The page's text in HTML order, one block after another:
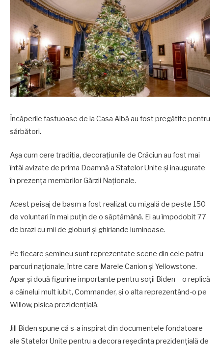
Încăperile fastuoase de la Casa Albă au fost pregătite pentru
sărbători.
Așa cum cere tradiția, decorațiunile de Crăciun au fost mai
întâi avizate de prima Doamnă a Statelor Unite și inaugurate
în prezența membrilor Gărzii Naționale.
Acest peisaj de basm a fost realizat cu migală de peste 150
de voluntari în mai puțin de o săptămână. Ei au împodobit 77
de brazi cu mii de globuri și ghirlande luminoase.
Pe fiecare șemineu sunt reprezentate scene din cele patru
parcuri naționale, între care Marele Canion și Yellowstone.
Apar și două figurine importante pentru soții Biden – o replică
a câinelui mult iubit, Commander, și o alta reprezentând-o pe
Willow, pisica prezidențială.
Jill Biden spune că s-a inspirat din documentele fondatoare
ale Statelor Unite pentru a decora reședința prezidențială de